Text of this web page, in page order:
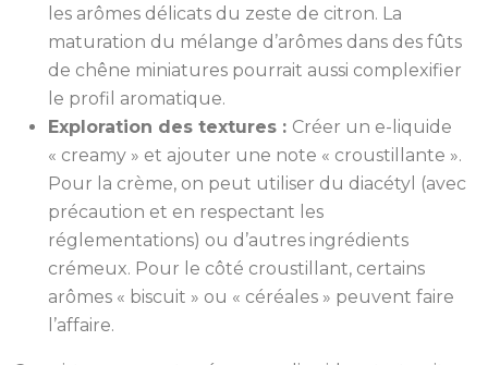
les arômes délicats du zeste de citron. La
maturation du mélange d’arômes dans des fûts
de chêne miniatures pourrait aussi complexifier
le profil aromatique.
Exploration des textures : Créer un e-liquide
« creamy » et ajouter une note « croustillante ».
Pour la crème, on peut utiliser du diacétyl (avec
précaution et en respectant les
réglementations) ou d’autres ingrédients
crémeux. Pour le côté croustillant, certains
arômes « biscuit » ou « céréales » peuvent faire
l’affaire.